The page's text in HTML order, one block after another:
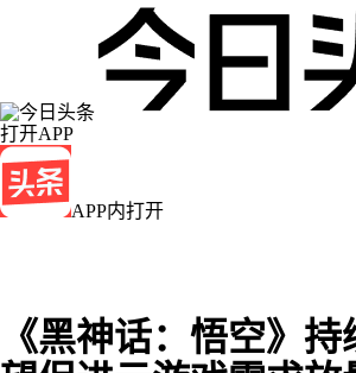
打开APP
APP内打开
《黑神话：悟空》